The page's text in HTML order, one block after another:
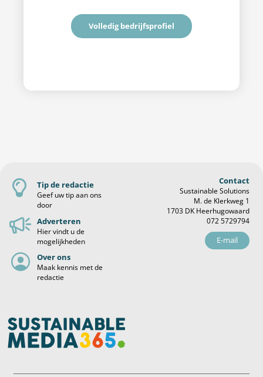
Volledig bedrijfsprofiel
Tip de redactie
Geef uw tip aan ons
door
Adverteren
Hier vindt u de
mogelijkheden
Over ons
Maak kennis met de
redactie
Contact
Sustainable Solutions
M. de Klerkweg 1
1703 DK Heerhugowaard
072 5729794
E-mail